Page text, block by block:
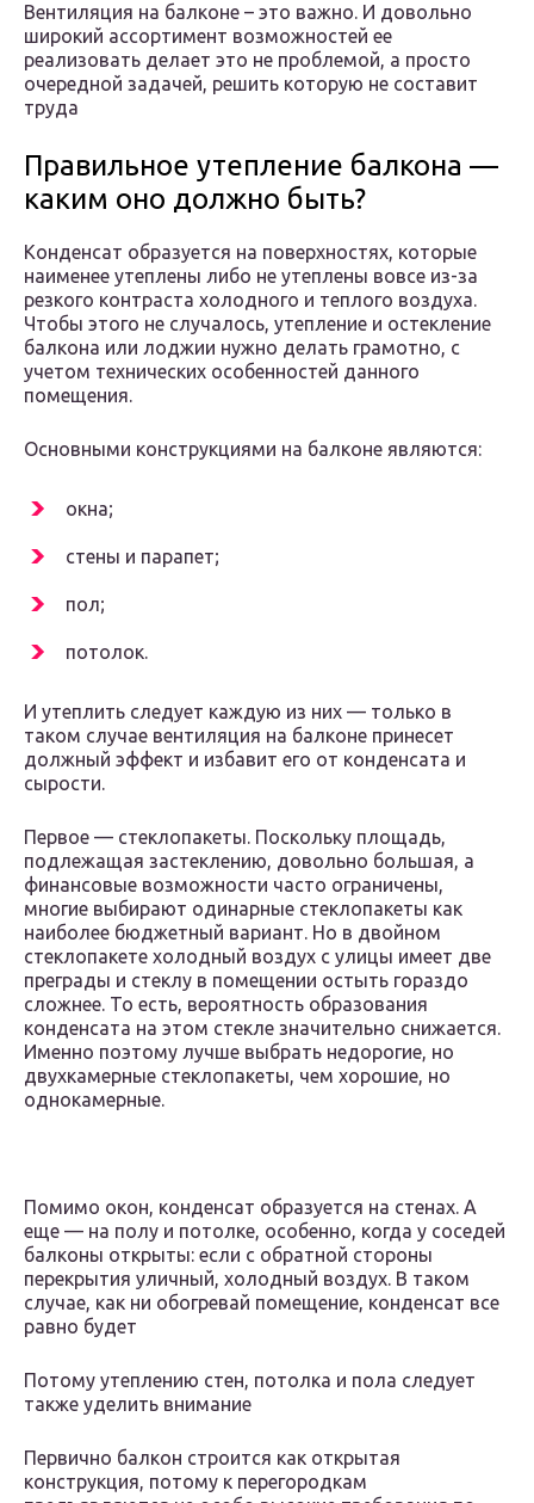
Вентиляция на балконе – это важно. И довольно
широкий ассортимент возможностей ее
реализовать делает это не проблемой, а просто
очередной задачей, решить которую не составит
труда
Правильное утепление балкона —
каким оно должно быть?
Конденсат образуется на поверхностях, которые
наименее утеплены либо не утеплены вовсе из-за
резкого контраста холодного и теплого воздуха.
Чтобы этого не случалось, утепление и остекление
балкона или лоджии нужно делать грамотно, с
учетом технических особенностей данного
помещения.
Основными конструкциями на балконе являются:
окна;
стены и парапет;
пол;
потолок.
И утеплить следует каждую из них — только в
таком случае вентиляция на балконе принесет
должный эффект и избавит его от конденсата и
сырости.
Первое — стеклопакеты. Поскольку площадь,
подлежащая застеклению, довольно большая, а
финансовые возможности часто ограничены,
многие выбирают одинарные стеклопакеты как
наиболее бюджетный вариант. Но в двойном
стеклопакете холодный воздух с улицы имеет две
преграды и стеклу в помещении остыть гораздо
сложнее. То есть, вероятность образования
конденсата на этом стекле значительно снижается.
Именно поэтому лучше выбрать недорогие, но
двухкамерные стеклопакеты, чем хорошие, но
однокамерные.
Помимо окон, конденсат образуется на стенах. А
еще — на полу и потолке, особенно, когда у соседей
балконы открыты: если с обратной стороны
перекрытия уличный, холодный воздух. В таком
случае, как ни обогревай помещение, конденсат все
равно будет
Потому утеплению стен, потолка и пола следует
также уделить внимание
Первично балкон строится как открытая
конструкция, потому к перегородкам